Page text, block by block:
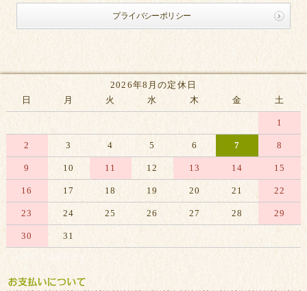
プライバシーポリシー
2026年8月の定休日
日
月 火 水 木 金 土
1
2 3 4 5 6 7 8
9 10 11 12 13 14 15
16 17 18 19 20 21 22
23 24 25 26 27 28 29
30 31
※赤字は休業日です